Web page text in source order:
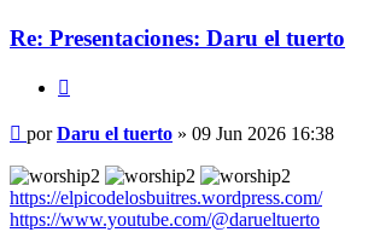
Re: Presentaciones: Daru el tuerto
Mensaje
porDaru el tuerto » 09 Jun 2026 16:38
https://elpicodelosbuitres.wordpress.com/
https://www.youtube.com/@darueltuerto